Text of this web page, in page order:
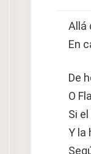
Allá
En
De
O
Si
Y la